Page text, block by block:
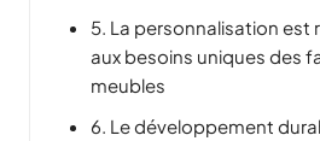
5. La personnalisation est
aux besoins uniques des
meubles
6. Le développement